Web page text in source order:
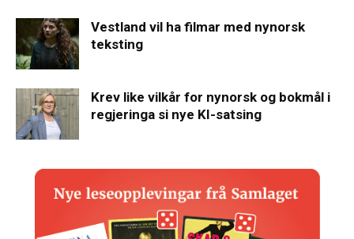
Vestland vil ha filmar med nynorsk
teksting
Krev like vilkår for nynorsk og bokmål i
regjeringa si nye KI-satsing